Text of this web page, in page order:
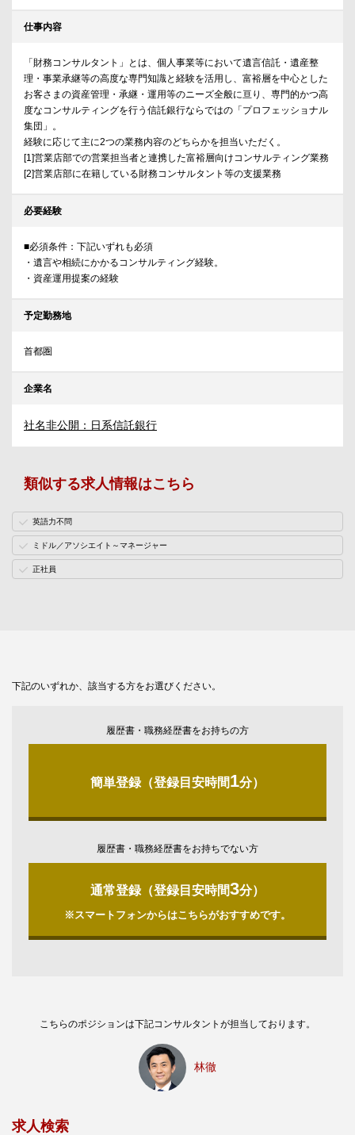
仕事内容
「財務コンサルタント」とは、個人事業等において遺言信託・遺産整
理・事業承継等の高度な専門知識と経験を活用し、富裕層を中心とした
お客さまの資産管理・承継・運用等のニーズ全般に亘り、専門的かつ高
度なコンサルティングを行う信託銀行ならではの「プロフェッショナル
集団」。
経験に応じて主に2つの業務内容のどちらかを担当いただく。
[1]営業店部での営業担当者と連携した富裕層向けコンサルティング業務
[2]営業店部に在籍している財務コンサルタント等の支援業務
必要経験
■必須条件：下記いずれも必須
・遺言や相続にかかるコンサルティング経験。
・資産運用提案の経験
予定勤務地
首都圏
企業名
社名非公開：日系信託銀行
類似する求人情報はこちら
英語力不問
ミドル／アソシエイト～マネージャー
正社員
下記のいずれか、該当する方をお選びください。
履歴書・職務経歴書をお持ちの方
簡単登録（登録目安時間1分）
履歴書・職務経歴書をお持ちでない方
通常登録（登録目安時間3分）
※スマートフォンからはこちらがおすすめです。
こちらのポジションは下記コンサルタントが担当しております。
林徹
求人検索